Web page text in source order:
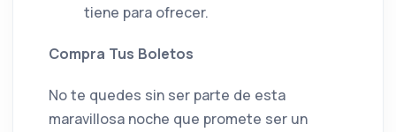
tiene para ofrecer.
Compra Tus Boletos
No te quedes sin ser parte de esta
maravillosa noche que promete ser un